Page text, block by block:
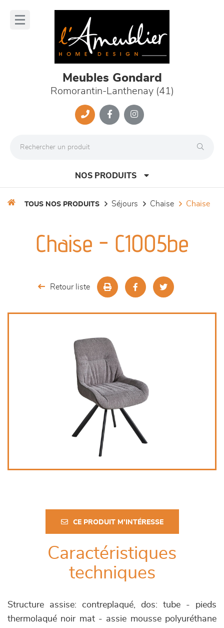
Meubles Gondard
Romorantin-Lanthenay (41)
NOS PRODUITS
séjours
meubles de complément
TOUS NOS PRODUITS séjours chaise chaise
Chaise - C1005be
Retour liste
CE PRODUIT M'INTÉRESSE
Caractéristiques
techniques
Structure assise: contreplaqué, dos: tube - pieds
thermolaqué noir mat - assie mousse polyuréthane